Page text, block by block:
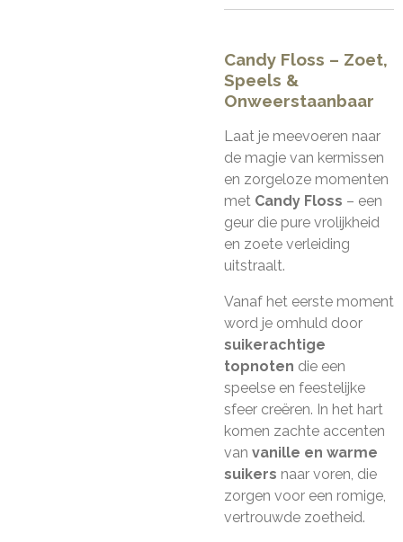
Candy Floss – Zoet,
Speels &
Onweerstaanbaar
Laat je meevoeren naar
de magie van kermissen
en zorgeloze momenten
met Candy Floss – een
geur die pure vrolijkheid
en zoete verleiding
uitstraalt.
Vanaf het eerste moment
word je omhuld door
suikerachtige
topnoten die een
speelse en feestelijke
sfeer creëren. In het hart
komen zachte accenten
van vanille en warme
suikers naar voren, die
zorgen voor een romige,
vertrouwde zoetheid.